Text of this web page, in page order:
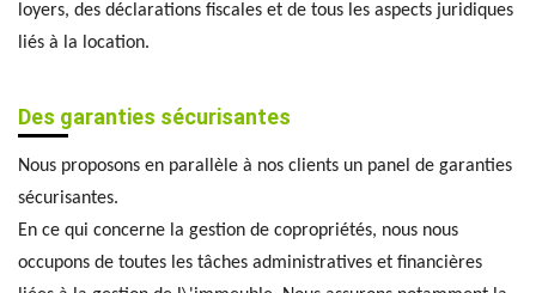
loyers, des déclarations fiscales et de tous les aspects juridiques
liés à la location.
Des garanties sécurisantes
Nous proposons en parallèle à nos clients un panel de garanties
sécurisantes.
En ce qui concerne la gestion de copropriétés, nous nous
occupons de toutes les tâches administratives et financières